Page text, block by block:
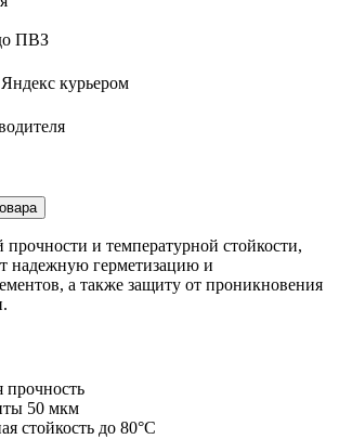
ПВЗ
Яндекс курьером
прочности и температурной стойкости,
надежную герметизацию и
а также защиту от проникновения
50 мкм
стойкость до 80°С